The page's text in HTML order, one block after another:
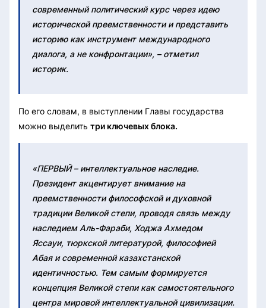
современный политический курс через идею
исторической преемственности и представить
историю как инструмент международного
диалога, а не конфронтации», – отметил
историк.
По его словам, в выступлении Главы государства
можно выделить три ключевых блока.
«ПЕРВЫЙ – интеллектуальное наследие.
Президент акцентирует внимание на
преемственности философской и духовной
традиции Великой степи, проводя связь между
наследием Аль-Фараби, Ходжа Ахмедом
Яссауи, тюркской литературой, философией
Абая и современной казахстанской
идентичностью. Тем самым формируется
концепция Великой степи как самостоятельного
центра мировой интеллектуальной цивилизации.